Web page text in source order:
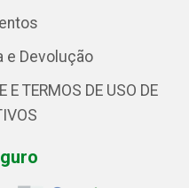
e Devolução
E TERMOS DE USO DE